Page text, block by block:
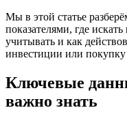
Мы в этой статье
показателями, где
учитывать и как
инвестиции или
Ключевые
важно знать